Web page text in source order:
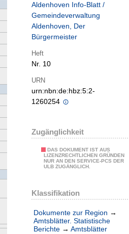
Aldenhoven Info-Blatt /
Gemeindeverwaltung
Aldenhoven, Der
Bürgermeister
Heft
Nr. 10
URN
urn:nbn:de:hbz:5:2-
1260254
Zugänglichkeit
DAS DOKUMENT IST AUS
LIZENZRECHTLICHEN GRÜNDEN
NUR AN DEN SERVICE-PCS DER
ULB ZUGÄNGLICH.
Klassifikation
Dokumente zur Region →
Amtsblätter. Statistische
Berichte → Amtsblätter